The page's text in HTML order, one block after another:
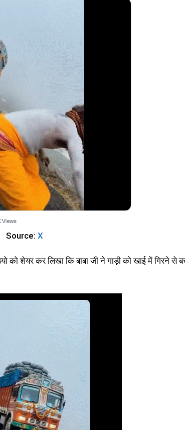
Source: X
को शेयर कर लिखा कि बाबा जी ने गाड़ी को खाई में गिरने से